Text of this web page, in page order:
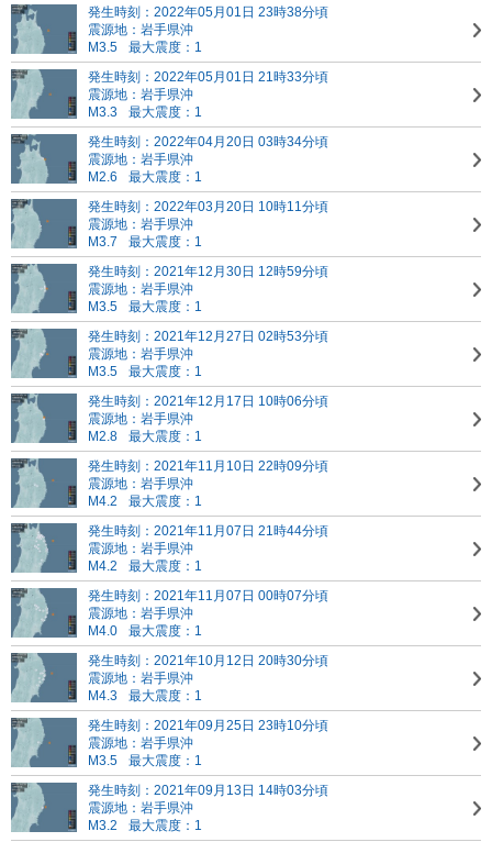
発生時刻：2022年05月01日 23時38分頃
震源地：岩手県沖
M3.5
最大震度：1
発生時刻：2022年05月01日 21時33分頃
震源地：岩手県沖
M3.3
最大震度：1
発生時刻：2022年04月20日 03時34分頃
震源地：岩手県沖
M2.6
最大震度：1
発生時刻：2022年03月20日 10時11分頃
震源地：岩手県沖
M3.7
最大震度：1
発生時刻：2021年12月30日 12時59分頃
震源地：岩手県沖
M3.5
最大震度：1
発生時刻：2021年12月27日 02時53分頃
震源地：岩手県沖
M3.5
最大震度：1
発生時刻：2021年12月17日 10時06分頃
震源地：岩手県沖
M2.8
最大震度：1
発生時刻：2021年11月10日 22時09分頃
震源地：岩手県沖
M4.2
最大震度：1
発生時刻：2021年11月07日 21時44分頃
震源地：岩手県沖
M4.2
最大震度：1
発生時刻：2021年11月07日 00時07分頃
震源地：岩手県沖
M4.0
最大震度：1
発生時刻：2021年10月12日 20時30分頃
震源地：岩手県沖
M4.3
最大震度：1
発生時刻：2021年09月25日 23時10分頃
震源地：岩手県沖
M3.5
最大震度：1
発生時刻：2021年09月13日 14時03分頃
震源地：岩手県沖
M3.2
最大震度：1